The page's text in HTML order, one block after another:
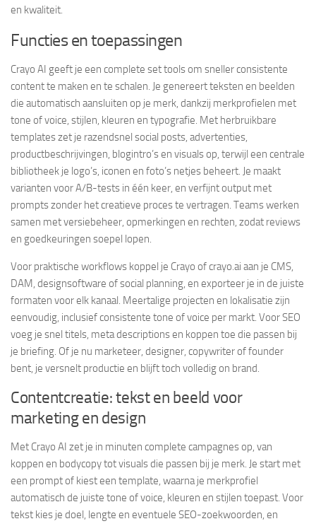
en kwaliteit.
Functies en toepassingen
Crayo AI geeft je een complete set tools om sneller consistente
content te maken en te schalen. Je genereert teksten en beelden
die automatisch aansluiten op je merk, dankzij merkprofielen met
tone of voice, stijlen, kleuren en typografie. Met herbruikbare
templates zet je razendsnel social posts, advertenties,
productbeschrijvingen, blogintro’s en visuals op, terwijl een centrale
bibliotheek je logo’s, iconen en foto’s netjes beheert. Je maakt
varianten voor A/B-tests in één keer, en verfijnt output met
prompts zonder het creatieve proces te vertragen. Teams werken
samen met versiebeheer, opmerkingen en rechten, zodat reviews
en goedkeuringen soepel lopen.
Voor praktische workflows koppel je Crayo of crayo.ai aan je CMS,
DAM, designsoftware of social planning, en exporteer je in de juiste
formaten voor elk kanaal. Meertalige projecten en lokalisatie zijn
eenvoudig, inclusief consistente tone of voice per markt. Voor SEO
voeg je snel titels, meta descriptions en koppen toe die passen bij
je briefing. Of je nu marketeer, designer, copywriter of founder
bent, je versnelt productie en blijft toch volledig on brand.
Contentcreatie: tekst en beeld voor
marketing en design
Met Crayo AI zet je in minuten complete campagnes op, van
koppen en bodycopy tot visuals die passen bij je merk. Je start met
een prompt of kiest een template, waarna je merkprofiel
automatisch de juiste tone of voice, kleuren en stijlen toepast. Voor
tekst kies je doel, lengte en eventuele SEO-zoekwoorden, en